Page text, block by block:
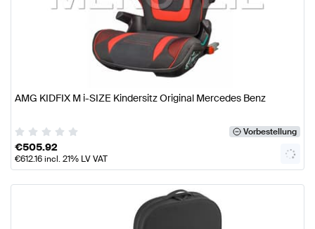
AMG KIDFIX M i-SIZE Kindersitz Original Mercedes Benz
Vorbestellung
€505.92
€612.16incl. 21% LV VAT